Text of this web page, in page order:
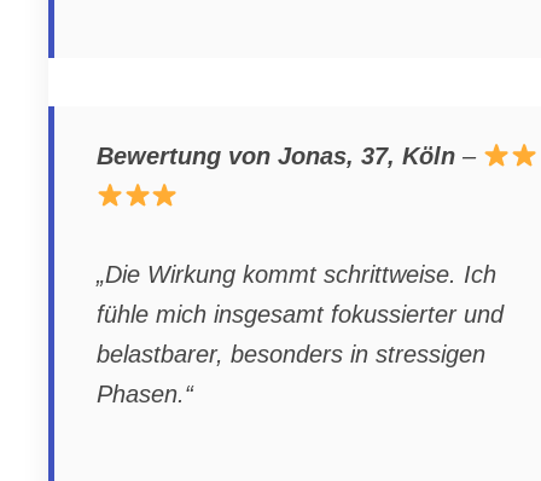
Bewertung von Jonas, 37, Köln –
„Die Wirkung kommt schrittweise. Ich
fühle mich insgesamt fokussierter und
belastbarer, besonders in stressigen
Phasen.“